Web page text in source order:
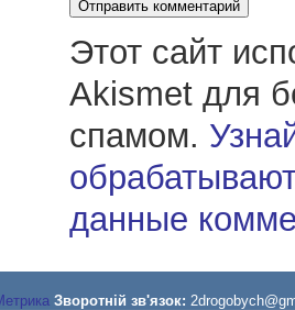
Этот сайт
Akismet для
спамом.
данные
Зворотній зв'язок: